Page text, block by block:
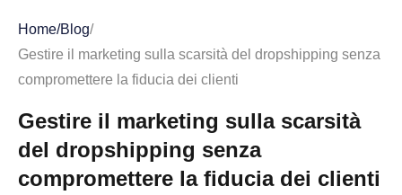
Accesso esclusivo o Drop riservati ai membri
Notifiche di rientro delle scorte e della lista d'attesa
Indicatori «Altri lo stanno visualizzando o hanno
acquistato»
Parapetti per proteggere la fiducia dei clienti
Home/Blog/
Gestire il marketing sulla scarsità del dropshipping senza
compromettere la fiducia dei clienti
Gestire il marketing sulla scarsità
del dropshipping senza
compromettere la fiducia dei clienti